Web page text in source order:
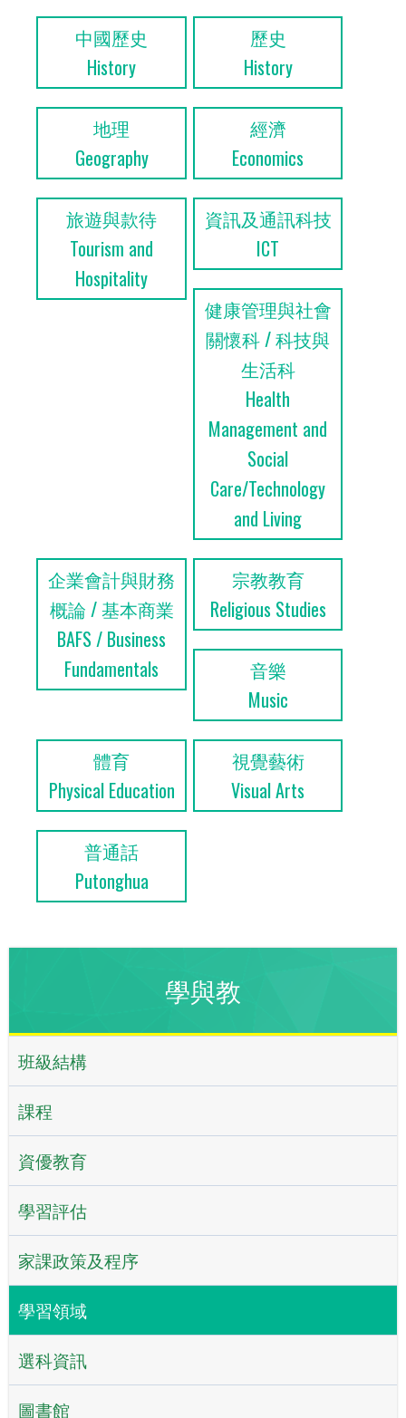
中國歷史
History
歷史
History
地理
Geography
經濟
Economics
旅遊與款待
Tourism and
Hospitality
資訊及通訊科技
ICT
健康管理與社會
關懷科 / 科技與
生活科
Health
Management and
Social
Care/Technology
and Living
企業會計與財務
概論 / 基本商業
BAFS / Business
Fundamentals
宗教教育
Religious Studies
音樂
Music
體育
Physical Education
視覺藝術
Visual Arts
普通話
Putonghua
學與教
班級結構
課程
資優教育
學習評估
家課政策及程序
學習領域
選科資訊
圖書館